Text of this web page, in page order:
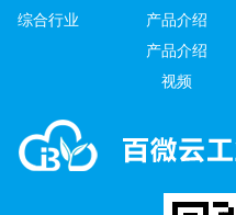
综合行业
产品介绍
产品介绍
视频